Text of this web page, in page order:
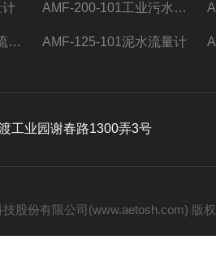
计 AMF-200-101工业污水流量计
AMF-150-101循环水流量计,电磁流量计 AMF-125-101泥水流量计
工业园谢春路1300弄3号
技股份有限公司(www.aetosh.com)